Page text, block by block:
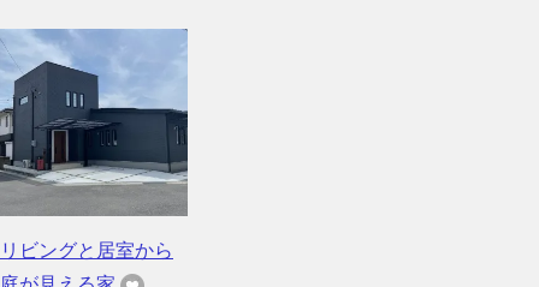
リビングと居室から